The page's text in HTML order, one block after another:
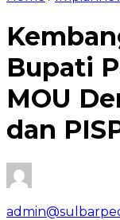
Bupati
MOU
dan